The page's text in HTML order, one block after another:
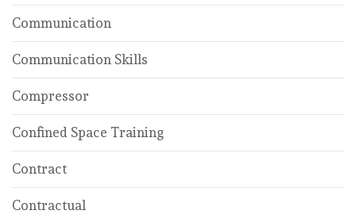
Communication
Communication Skills
Compressor
Confined Space Training
Contract
Contractual